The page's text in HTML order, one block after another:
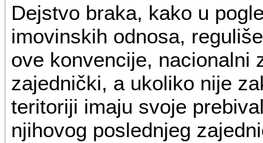
Dejstvo braka, kako u
imovinskih odnosa,
ove konvencije, nacionalni
zajednički, a ukoliko nije
teritoriji imaju svoje
njihovog poslednjeg